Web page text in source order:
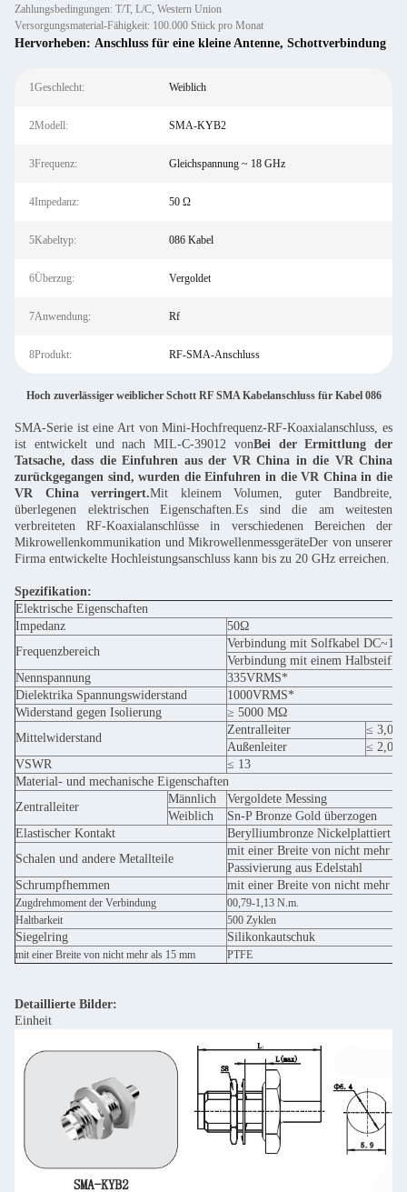
Zahlungsbedingungen: T/T, L/C, Western Union
Versorgungsmaterial-Fähigkeit: 100.000 Stück pro Monat
Hervorheben: Anschluss für eine kleine Antenne, Schottverbindung
1Geschlecht: Weiblich
2Modell: SMA-KYB2
3Frequenz: Gleichspannung ~ 18 GHz
4Impedanz: 50 Ω
5Kabeltyp: 086 Kabel
6Überzug: Vergoldet
7Anwendung: Rf
8Produkt: RF-SMA-Anschluss
Hoch zuverlässiger weiblicher Schott RF SMA Kabelanschluss für Kabel 086
SMA-Serie ist eine Art von Mini-Hochfrequenz-RF-Koaxialanschluss, es
ist entwickelt und nach MIL-C-39012 vonBei der Ermittlung der
Tatsache, dass die Einfuhren aus der VR China in die VR China
zurückgegangen sind, wurden die Einfuhren in die VR China in die
VR China verringert.Mit kleinem Volumen, guter Bandbreite,
überlegenen elektrischen Eigenschaften.Es sind die am weitesten
verbreiteten RF-Koaxialanschlüsse in verschiedenen Bereichen der
Mikrowellenkommunikation und MikrowellenmessgeräteDer von unserer
Firma entwickelte Hochleistungsanschluss kann bis zu 20 GHz erreichen.
Spezifikation:
Elektrische Eigenschaften
Impedanz
50Ω
Frequenzbereich
Verbindung mit Solfkabel
Verbindung mit einem
Nennspannung
335VRMS*
Dielektrika Spannungswiderstand
1000VRMS*
Widerstand gegen Isolierung
≥ 5000 MΩ
Mittelwiderstand
Zentralleiter
≤ 3,0
Außenleiter
≤ 2,0
VSWR
≤ 13
Material- und mechanische Eigenschaften
Zentralleiter
Männlich
Vergoldete Messing
Weiblich
Sn-P Bronze Gold überzogen
Elastischer Kontakt
Berylliumbronze Nickelplattiert
Schalen und andere Metallteile
mit einer Breite von nicht mehr
Passivierung aus Edelstahl
Schrumpfhemmen
mit einer Breite von nicht mehr
Zugdrehmoment der Verbindung
00,79-1,13 N.m.
Haltbarkeit
500 Zyklen
Siegelring Silikonkautschuk
mit einer Breite von nicht mehr als 15 mm PTFE
Detaillierte Bilder:
Einheit